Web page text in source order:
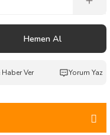
Hemen Al
Haber Ver Yorum Yaz